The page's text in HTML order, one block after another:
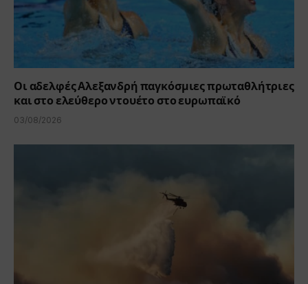
Οι αδελφές Αλεξανδρή παγκόσμιες πρωταθλήτριες
και στο ελεύθερο ντουέτο στο ευρωπαϊκό
03/08/2026